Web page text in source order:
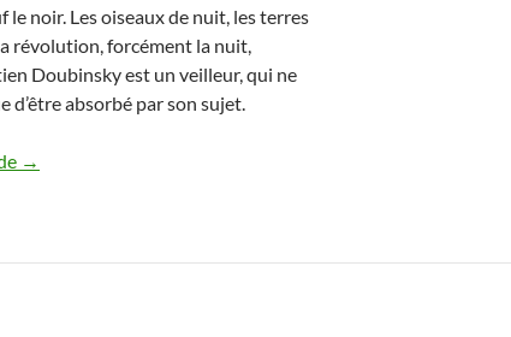
le noir. Les oiseaux de nuit, les terres
révolution, forcément la nuit,
Doubinsky est un veilleur, qui ne
d’être absorbé par son sujet.
Sébastien Doubinsky & Christian Martinache, Tableaux Noirs
→